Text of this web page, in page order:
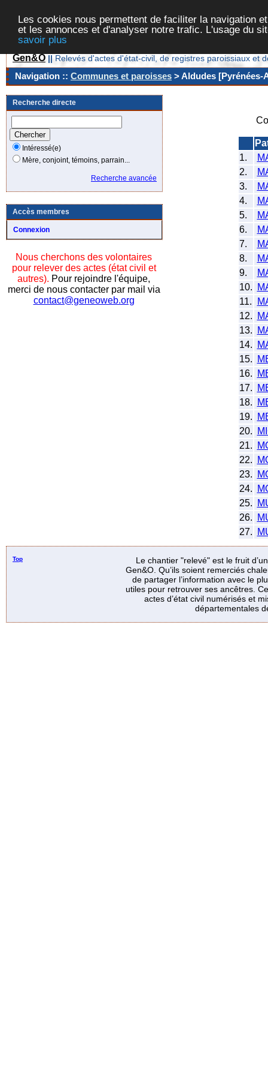
Les cookies nous permettent de faciliter la navigation
et les annonces et d'analyser notre trafic. L'usage du
savoir plus
Gen&O || Relevés d'actes d'état-civil, de registres paroissiaux et
Navigation :: Communes et paroisses > Aldudes [Pyrénées-
Recherche directe
Intéressé(e)
Mère, conjoint, témoins, parrain...
Recherche avancée
Accès membres
Connexion
Nous cherchons des volontaires
pour relever des actes (état civil et
autres). Pour rejoindre l'équipe,
merci de nous contacter par mail via
contact@geneoweb.org
1.
2.
3.
4.
5.
6.
7.
8.
9.
10.
11.
12.
13.
14.
15.
16.
17.
18.
19.
20.
21.
22.
23.
24.
25.
26.
27.
Top
Le chantier "relevé" est le fruit
Gen&O. Qu’ils soient remerciés
de partager l’information avec le
utiles pour retrouver ses ancêtres.
actes d’état civil numérisés et
départementales